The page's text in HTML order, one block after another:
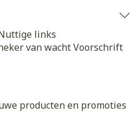
links
van wachtVoorschrift
producten en promoties